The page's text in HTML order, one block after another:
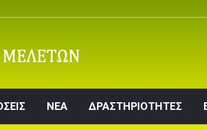
ΝΕΑ ΔΡΑΣΤΗΡΙΟΤΗΤΕΣ
ΕΚΔΟΣΕΙΣ ΝΕΑ